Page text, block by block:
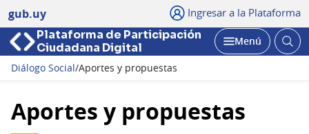
gub.uy Ingresar a la Plataforma
Plataforma de Participación
Ciudadana Digital
Abrir
Menú
Diálogo Social/Aportes y propuestas
Aportes y propuestas